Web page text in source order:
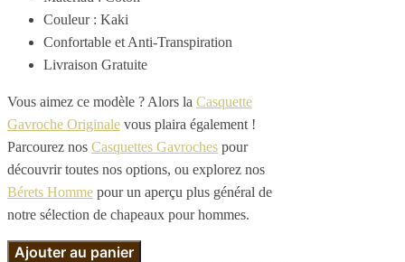
Couleur : Kaki
Confortable et Anti-Transpiration
Livraison Gratuite
Vous aimez ce modèle ? Alors la Casquette
Gavroche Originale vous plaira également !
Parcourez nos Casquettes Gavroches pour
découvrir toutes nos options, ou explorez nos
Bérets Homme pour un aperçu plus général de
notre sélection de chapeaux pour hommes.
Ajouter au panier